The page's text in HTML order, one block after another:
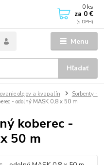
Menu
Hľadať
0 ks
za 0 €
olejov a kvapalín
Sorbenty -
- odolný MASK 0,8 x 50 m
koberec -
50 m